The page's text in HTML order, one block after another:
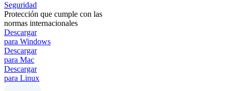
Seguridad
Protección que cumple con las
normas internacionales
Descargar
para Windows
Descargar
para Mac
Descargar
para Linux